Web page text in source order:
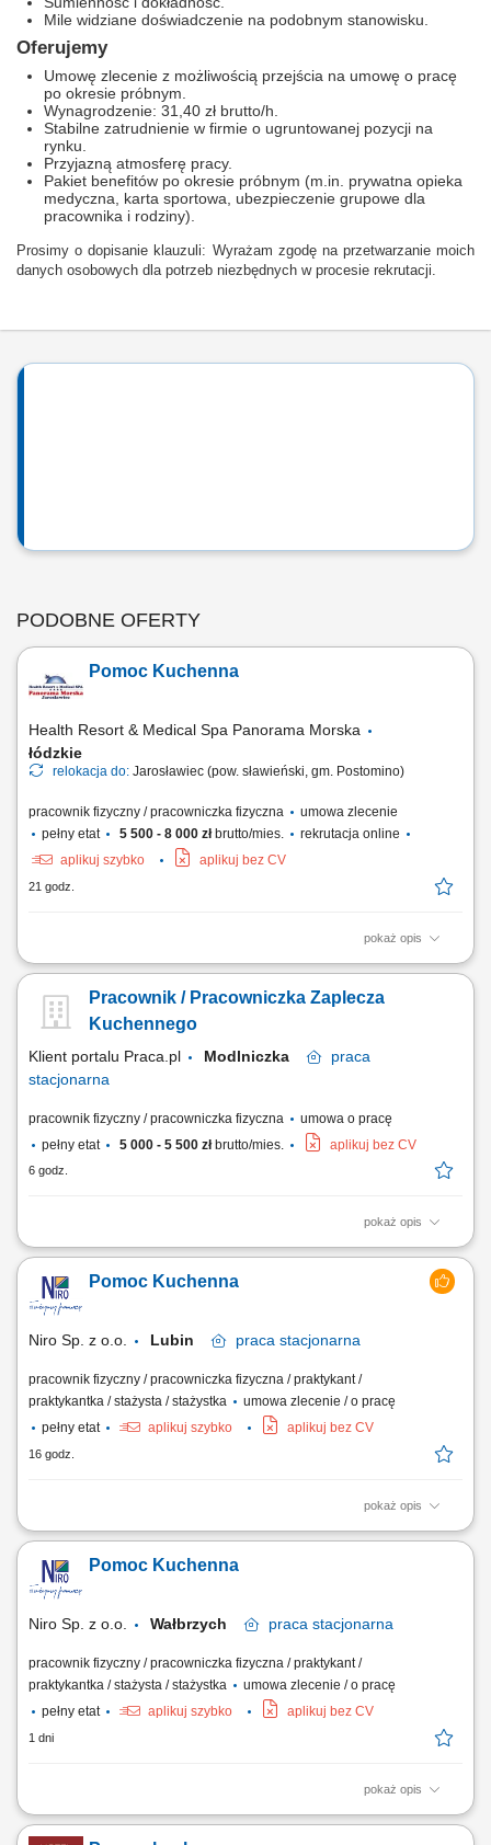
Mile widziane doświadczenie na podobnym stanowisku.
Oferujemy
Umowę zlecenie z możliwością przejścia na umowę o pracę
po okresie próbnym.
Wynagrodzenie: 31,40 zł brutto/h.
Stabilne zatrudnienie w firmie o ugruntowanej pozycji na
rynku.
Przyjazną atmosferę pracy.
Pakiet benefitów po okresie próbnym (m.in. prywatna opieka
medyczna, karta sportowa, ubezpieczenie grupowe dla
pracownika i rodziny).
Prosimy o dopisanie klauzuli: Wyrażam zgodę na przetwarzanie moich
danych osobowych dla potrzeb niezbędnych w procesie rekrutacji.
PODOBNE OFERTY
Pomoc Kuchenna
Health Resort & Medical Spa Panorama Morska
łódzkie
relokacja do: Jarosławiec (pow. sławieński, gm. Postomino)
pracownik fizyczny / pracowniczka fizyczna
umowa zlecenie
pełny etat
5 500 - 8 000 złbrutto/mies.
rekrutacja online
aplikuj szybko
aplikuj bez CV
21 godz.
pokaż opis
Zakres obowiązków: pomoc w przygotowywaniu posiłków;
zmywanie naczyń;Pracownik / Pracowniczka Zaplecza
Kuchennego
Klient portalu Praca.pl Modlniczka
praca
stacjonarna
pracownik fizyczny / pracowniczka fizyczna
umowa o pracę
pełny etat
5 000 - 5 500 złbrutto/mies. aplikuj bez CV
6 godz.
pokaż opis
Utrzymywanie czystości naczyń, urządzeń i zaplecza kuchennego.
Przygotowywanie warzyw oraz produktów do dalszej obróbki. Pomoc w
realizacji bieżących prac kuchennych. Dbanie o porządek zgodnie ze
standardami higieny.
Pomoc Kuchenna
Niro Sp. z o.o. Lubin praca stacjonarna
pracownik fizyczny / pracowniczka fizyczna / praktykant /
praktykantka / stażysta / stażystka
umowa zlecenie / o pracę
pełny etat
aplikuj szybko aplikuj bez CV
16 godz.
pokaż opis
Lepienie pierogów; Aktywne wspieranie zespołu kucharzy w
porządek w kuchni oraz na stanowisku pracy; Odpowiedzialne
zarządzanie zapasami i dbanie o świeżość produktów; Obsługa
Pomoc Kuchenna
Niro Sp. z o.o. Wałbrzych praca stacjonarna
pracownik fizyczny / pracowniczka fizyczna / praktykant /
praktykantka / stażysta / stażystka
umowa zlecenie / o pracę
pełny etat
aplikuj szybko aplikuj bez CV
1 dni
pokaż opis
Zakres obowiązków: Aktywne wspieranie zespołu kucharzy przy
przygotowywaniu potraw. Przygotowywanie składników (mycie,